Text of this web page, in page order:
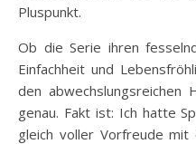
Pluspunkt.
Ob die Serie ihren
Einfachheit und
den abwechslungsreichen
genau. Fakt ist: Ich hatte
gleich voller Vorfreude